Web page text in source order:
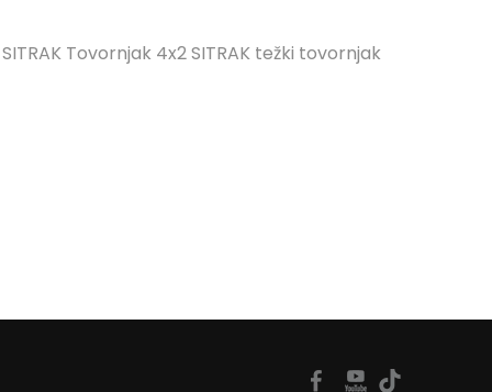
Tovornjak 4x2 SITRAK težki tovornjak